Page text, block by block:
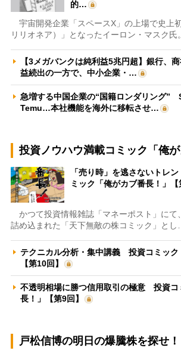
的…
宇宙開発企業「スペースX」の上場で史上
リリオネア）」となったイーロン・マスク氏
【3メガバンクは純利益5兆円超】銀行、
益続出の一方で、中小企業・…
急増する中国企業の“国籍ロンダリング”
Temu…本社機能を海外に移転させ…
投資ノウハウ満載コミック「俺が
「売り時」を逃さないトレ
ミック「俺がカブ番長！」【
かつて投資情報雑誌「マネーポスト」にて
詰め込まれた「天下無敵の株コミック」とし…
テクニカル分析・集中講義 投資コミック
【第10回】
不透明相場に勝つ信用取引の極意 投資コ
長！」【第9回】
戸松信博の明日の爆騰株を探せ！